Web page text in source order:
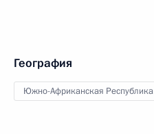
География
Южно-Африканская Республика